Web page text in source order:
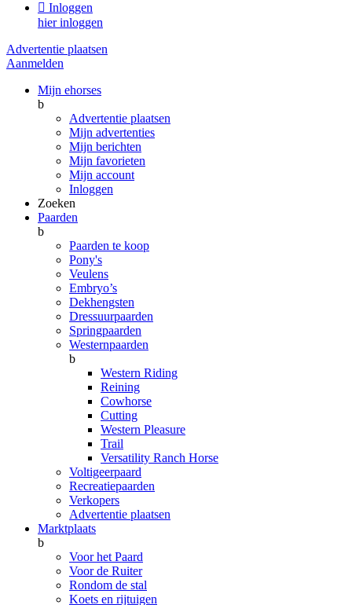
 Inloggen
hier inloggen
Advertentie plaatsen
Aanmelden
Mijn ehorses
b
Advertentie plaatsen
Mijn advertenties
Mijn berichten
Mijn favorieten
Mijn account
Inloggen
Zoeken
Paarden
b
Paarden te koop
Pony's
Veulens
Embryo’s
Dekhengsten
Dressuurpaarden
Springpaarden
Westernpaarden
b
Western Riding
Reining
Cowhorse
Cutting
Western Pleasure
Trail
Versatility Ranch Horse
Voltigeerpaard
Recreatiepaarden
Verkopers
Advertentie plaatsen
Marktplaats
b
Voor het Paard
Voor de Ruiter
Rondom de stal
Koets en rijtuigen